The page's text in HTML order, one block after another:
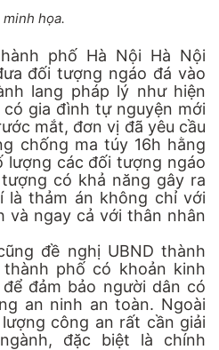
minh họa.
phố Hà Nội Hà Nội
đối tượng ngáo đá vào
lang pháp lý như hiện
gia đình tự nguyện mới
mắt, đơn vị đã yêu cầu
chống ma túy 16h hằng
lượng các đối tượng ngáo
có khả năng gây ra
là thảm án không chỉ với
và ngay cả với thân nhân
đề nghị UBND thành
phố có khoản kinh
đảm bảo người dân có
an ninh an toàn. Ngoài
công an rất cần giải
đặc biệt là chính